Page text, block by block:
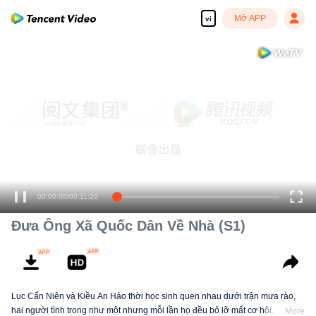
vi Mở APP
00:00:00/00:11:29
Đưa Ông Xã Quốc Dân Về Nhà (S1)
Lục Cẩn Niên và Kiều An Hảo thời học sinh quen nhau dưới trận mưa rào,
hai người tình trong như một nhưng mỗi lần họ đều bỏ lỡ mất cơ hội. TámMore